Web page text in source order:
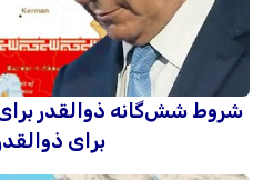
شروط شش‌گانه ذوالقدر برای
برای